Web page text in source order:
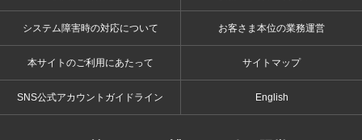
システム障害時の対応について お客さま本位の業務運営
本サイトのご利用にあたって サイトマップ
SNS公式アカウントガイドライン English